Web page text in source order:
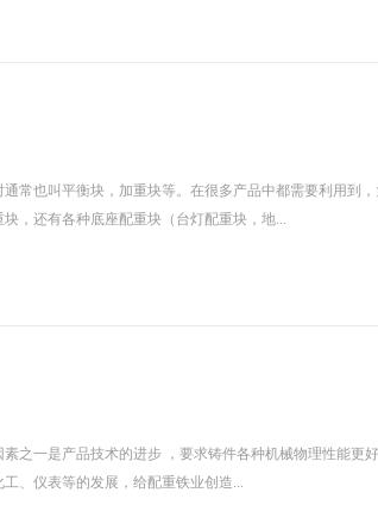
常也叫平衡块，加重块等。在很多产品中都需要利用到
，还有各种底座配重块（台灯配重块，地...
之一是产品技术的进步 ，要求铸件各种机械物理性能更
、仪表等的发展，给配重铁业创造...